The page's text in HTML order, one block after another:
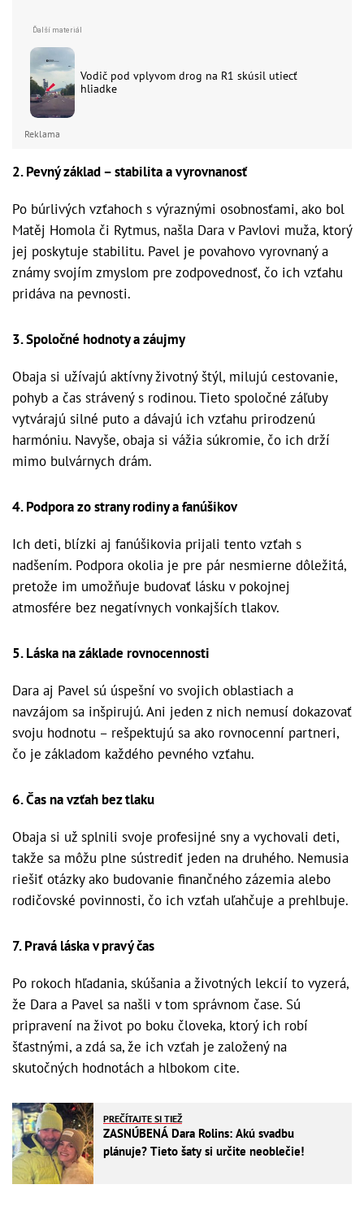
Vodič pod vplyvom drog na R1 skúsil utiecť
hliadke
Reklama
2. Pevný základ – stabilita a vyrovnanosť
Po búrlivých vzťahoch s výraznými osobnosťami, ako bol
Matěj Homola či Rytmus, našla Dara v Pavlovi muža, ktorý
jej poskytuje stabilitu. Pavel je povahovo vyrovnaný a
známy svojím zmyslom pre zodpovednosť, čo ich vzťahu
pridáva na pevnosti.
3. Spoločné hodnoty a záujmy
Obaja si užívajú aktívny životný štýl, milujú cestovanie,
pohyb a čas strávený s rodinou. Tieto spoločné záľuby
vytvárajú silné puto a dávajú ich vzťahu prirodzenú
harmóniu. Navyše, obaja si vážia súkromie, čo ich drží
mimo bulvárnych drám.
4. Podpora zo strany rodiny a fanúšikov
Ich deti, blízki aj fanúšikovia prijali tento vzťah s
nadšením. Podpora okolia je pre pár nesmierne dôležitá,
pretože im umožňuje budovať lásku v pokojnej
atmosfére bez negatívnych vonkajších tlakov.
5. Láska na základe rovnocennosti
Dara aj Pavel sú úspešní vo svojich oblastiach a
navzájom sa inšpirujú. Ani jeden z nich nemusí dokazovať
svoju hodnotu – rešpektujú sa ako rovnocenní partneri,
čo je základom každého pevného vzťahu.
6. Čas na vzťah bez tlaku
Obaja si už splnili svoje profesijné sny a vychovali deti,
takže sa môžu plne sústrediť jeden na druhého. Nemusia
riešiť otázky ako budovanie finančného zázemia alebo
rodičovské povinnosti, čo ich vzťah uľahčuje a prehlbuje.
7. Pravá láska v pravý čas
Po rokoch hľadania, skúšania a životných lekcií to vyzerá,
že Dara a Pavel sa našli v tom správnom čase. Sú
pripravení na život po boku človeka, ktorý ich robí
šťastnými, a zdá sa, že ich vzťah je založený na
skutočných hodnotách a hlbokom cite.
PREČÍTAJTE SI TIEŽ
ZASNÚBENÁ Dara Rolins: Akú svadbu
plánuje? Tieto šaty si určite neoblečie!